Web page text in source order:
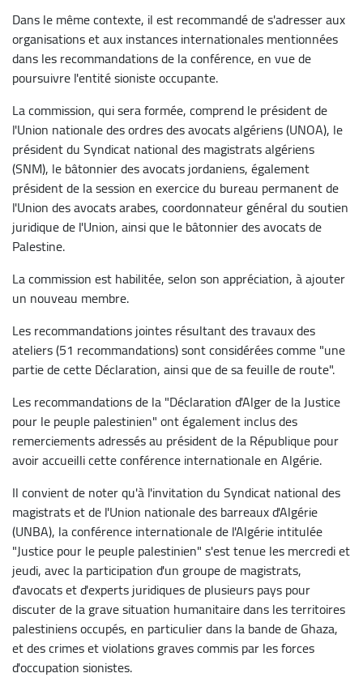
Dans le même contexte, il est recommandé de s'adresser aux
organisations et aux instances internationales mentionnées
dans les recommandations de la conférence, en vue de
poursuivre l'entité sioniste occupante.
La commission, qui sera formée, comprend le président de
l'Union nationale des ordres des avocats algériens (UNOA), le
président du Syndicat national des magistrats algériens
(SNM), le bâtonnier des avocats jordaniens, également
président de la session en exercice du bureau permanent de
l'Union des avocats arabes, coordonnateur général du soutien
juridique de l'Union, ainsi que le bâtonnier des avocats de
Palestine.
La commission est habilitée, selon son appréciation, à ajouter
un nouveau membre.
Les recommandations jointes résultant des travaux des
ateliers (51 recommandations) sont considérées comme "une
partie de cette Déclaration, ainsi que de sa feuille de route".
Les recommandations de la "Déclaration d'Alger de la Justice
pour le peuple palestinien" ont également inclus des
remerciements adressés au président de la République pour
avoir accueilli cette conférence internationale en Algérie.
Il convient de noter qu'à l'invitation du Syndicat national des
magistrats et de l'Union nationale des barreaux d'Algérie
(UNBA), la conférence internationale de l'Algérie intitulée
"Justice pour le peuple palestinien" s'est tenue les mercredi et
jeudi, avec la participation d'un groupe de magistrats,
d'avocats et d'experts juridiques de plusieurs pays pour
discuter de la grave situation humanitaire dans les territoires
palestiniens occupés, en particulier dans la bande de Ghaza,
et des crimes et violations graves commis par les forces
d'occupation sionistes.